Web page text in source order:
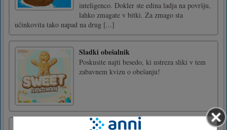
inteligenco. Dokler ste edina ladja na površju,
lahko zmagate v bitki. Za zmago sta
učinkovita tako napad na drug [...]
Sladki obešalnik
Poskusite najti besedo, ki ustreza sliki v tem
zabavnem kvizu o obešanju!